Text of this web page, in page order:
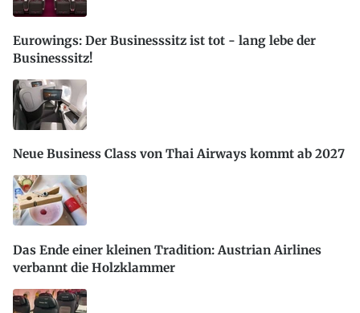
Eurowings: Der Businesssitz ist tot - lang lebe der
Businesssitz!
Neue Business Class von Thai Airways kommt ab 2027
Das Ende einer kleinen Tradition: Austrian Airlines
verbannt die Holzklammer